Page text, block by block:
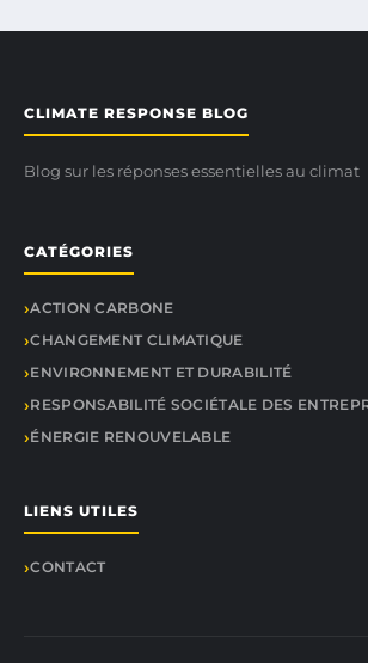
CLIMATE RESPONSE BLOG
Blog sur les réponses essentielles au climat
CATÉGORIES
ACTION CARBONE
CHANGEMENT CLIMATIQUE
ENVIRONNEMENT ET DURABILITÉ
RESPONSABILITÉ SOCIÉTALE DES
ÉNERGIE RENOUVELABLE
LIENS UTILES
CONTACT